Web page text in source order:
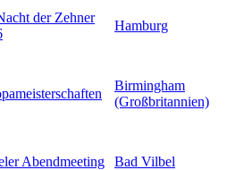
der Zehner
Hamburg
Birmingham
(Großbritannien)
Abendmeeting Bad Vilbel